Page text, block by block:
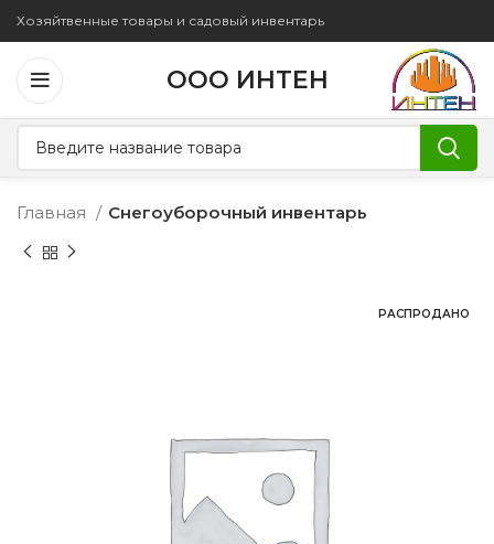
Хозяйтвенные товары и садовый инвентарь
ООО ИНТЕН
Главная Снегоуборочный инвентарь
РАСПРОДАНО